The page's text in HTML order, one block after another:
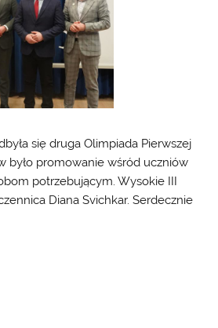
się druga Olimpiada Pierwszej
było promowanie wśród uczniów
potrzebującym. Wysokie III
Diana Svichkar. Serdecznie